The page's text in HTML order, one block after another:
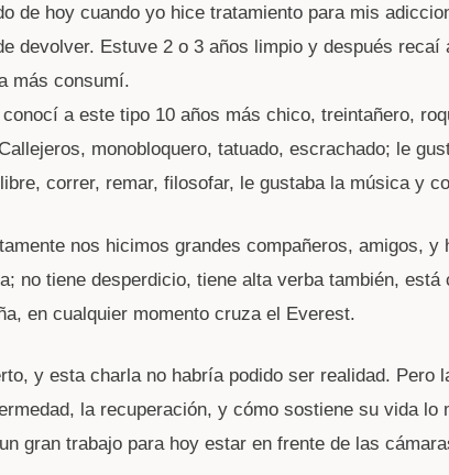
de hoy cuando yo hice tratamiento para mis
devolver. Estuve 2 o 3 años limpio y después recaí
más consumí.
a este tipo 10 años más chico, treintañero,
monobloquero, tatuado, escrachado; le
correr, remar, filosofar, le gustaba la música y
nos hicimos grandes compañeros, amigos, y
no tiene desperdicio, tiene alta verba también, está
en cualquier momento cruza el Everest.
y esta charla no habría podido ser realidad. Pero
la recuperación, y cómo sostiene su vida lo
gran trabajo para hoy estar en frente de las